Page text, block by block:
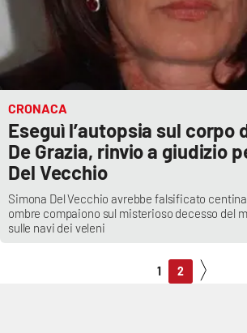
CRONACA
Eseguì l’autopsia sul corpo
De Grazia, rinvio a giudizio
Del Vecchio
Simona Del Vecchio avrebbe falsificato
ombre compaiono sul misterioso decesso del
sulle navi dei veleni
1 2